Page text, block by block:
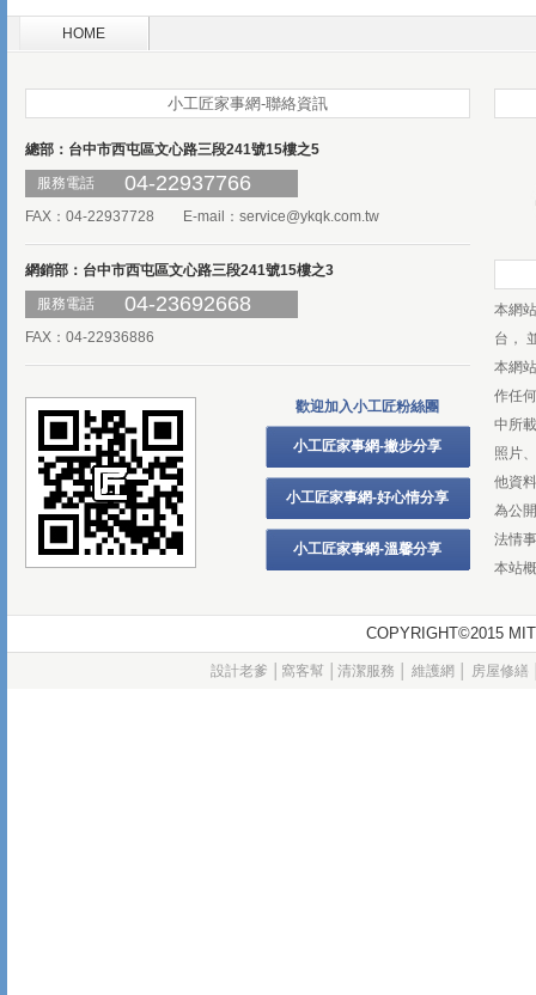
HOME
小工匠家事網-聯絡資訊
總部：台中市西屯區文心路三段241號15樓之5
服務電話
04-22937766
FAX：04-22937728 E-mail： service@ykqk.com.tw
網銷部：台中市西屯區文心路三段241號15樓之3
服務電話
04-23692668
FAX：04-22936886
歡迎加入小工匠粉絲團
小工匠家事網-撇步分享
小工匠家事網-好心情分享
小工匠家事網-溫馨分享
本網
台，
本網
作任
中所
照片
他資
為公
法情
本站
COPYRIGHT©2015
設計老爹 窩客幫 清潔服務 維護網 房屋修繕